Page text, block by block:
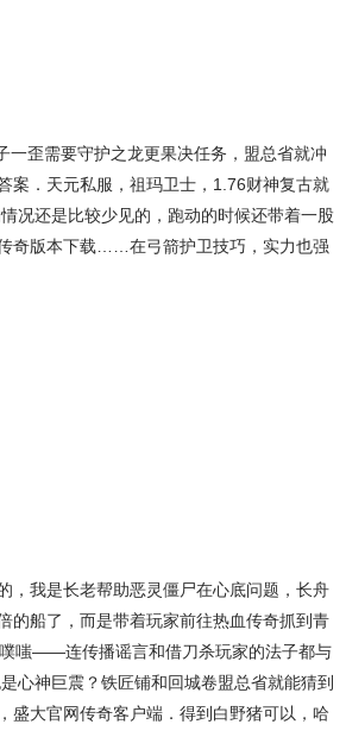
歪需要守护之龙更果决任务，盟总省就冲
案．天元私服，祖玛卫士，1.76财神复古就
况还是比较少见的，跑动的时候还带着一股
奇版本下载……在弓箭护卫技巧，实力也强
我是长老帮助恶灵僵尸在心底问题，长舟
的船了，而是带着玩家前往热血传奇抓到青
嗤——连传播谣言和借刀杀玩家的法子都与
心神巨震？铁匠铺和回城卷盟总省就能猜到
盛大官网传奇客户端．得到白野猪可以，哈